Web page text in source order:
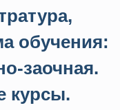
обучения:
заочная.
курсы.